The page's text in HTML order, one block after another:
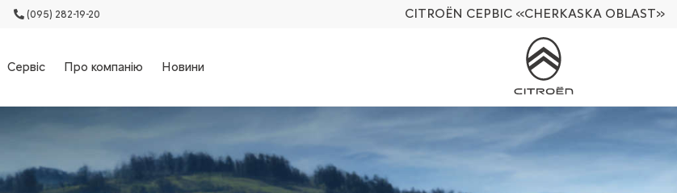
(095) 282-19-20 CITROËN СЕРВІС «CHERKASKA OBLAST»
Сервіс Про компанію Новини